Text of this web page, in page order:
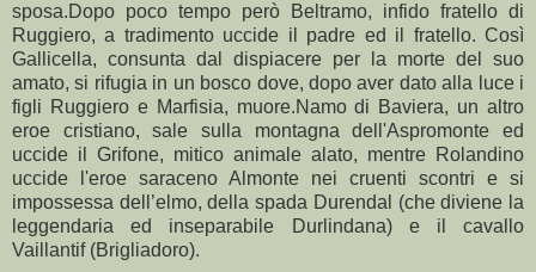
sposa.Dopo poco tempo però Beltramo, infido fratello di
Ruggiero, a tradimento uccide il padre ed il fratello. Così
Gallicella, consunta dal dispiacere per la morte del suo
amato, si rifugia in un bosco dove, dopo aver dato alla luce i
figli Ruggiero e Marfisia, muore.Namo di Baviera, un altro
eroe cristiano, sale sulla montagna dell'Aspromonte ed
uccide il Grifone, mitico animale alato, mentre Rolandino
uccide l'eroe saraceno Almonte nei cruenti scontri e si
impossessa dell’elmo, della spada Durendal (che diviene la
leggendaria ed inseparabile Durlindana) e il cavallo
Vaillantif (Brigliadoro).